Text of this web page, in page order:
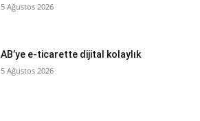
5 Ağustos 2026
AB’ye e-ticarette dijital kolaylık
5 Ağustos 2026